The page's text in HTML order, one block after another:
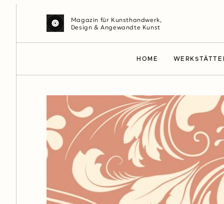
Magazin für Kunsthandwerk,
Design & Angewandte Kunst
HOME